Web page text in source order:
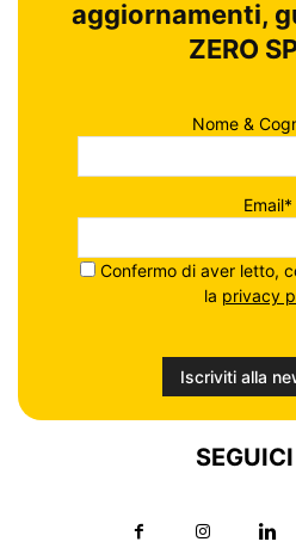
aggiornamenti,
ZERO
Nome &
Email*
Confermo di aver letto,
la privacy